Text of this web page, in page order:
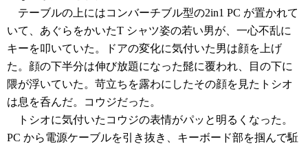
テーブルの上にはコンバーチブル型の2in1 PC が置かれて
いて、あぐらをかいたT シャツ姿の若い男が、一心不乱に
キーを叩いていた。ドアの変化に気付いた男は顔を上げ
た。顔の下半分は伸び放題になった髭に覆われ、目の下に
隈が浮いていた。苛立ちを露わにしたその顔を見たトシオ
は息を呑んだ。コウジだった。
トシオに気付いたコウジの表情がパッと明るくなった。
PC から電源ケーブルを引き抜き、キーボード部を掴んで駈